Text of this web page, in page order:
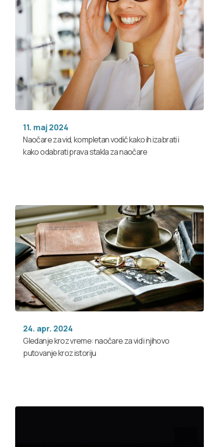
11. maj 2024
Naočare za vid, kompletan vodič kako ih izabrati i
kako odabrati prava stakla za naočare
24. apr. 2024
Gledanje kroz vreme: naočare za vid i njihovo
putovanje kroz istoriju